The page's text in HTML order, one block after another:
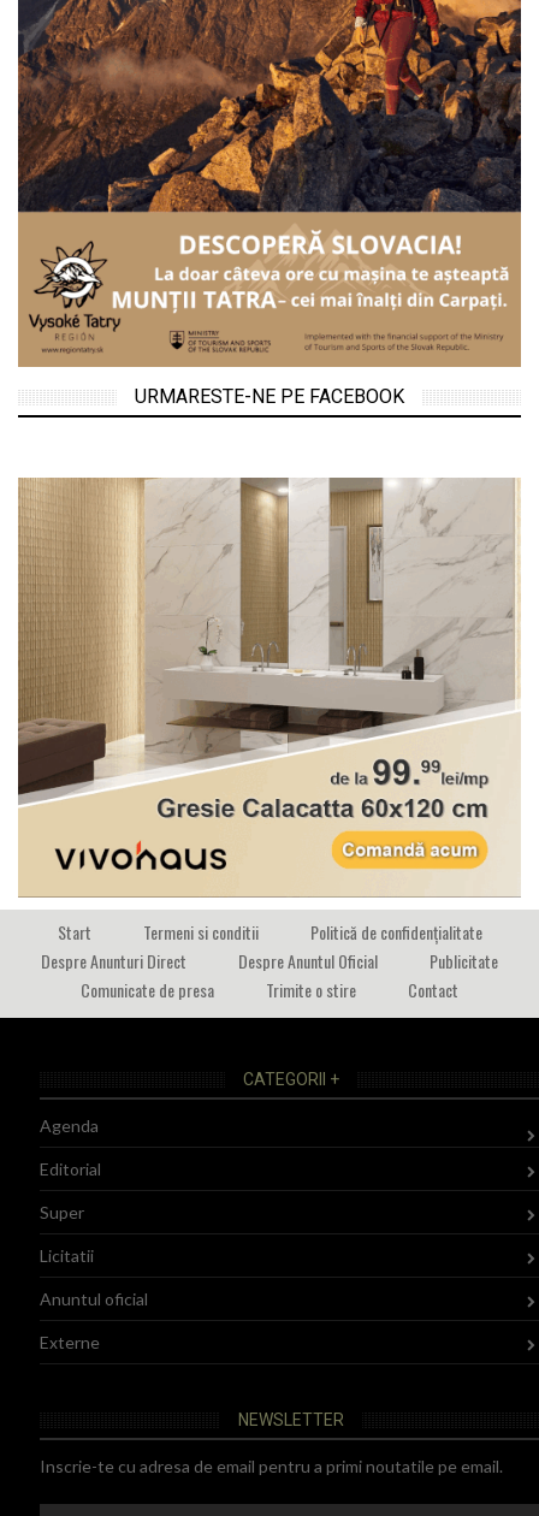
URMARESTE-NE PE FACEBOOK
Start Termeni si conditii
Politică de confidențialitate
Despre Anunturi Direct
Despre Anuntul Oficial
Publicitate
Comunicate de presa
Trimite o stire Contact
CATEGORII +
Agenda
Editorial
Super
Licitatii
Anuntul oficial
Externe
NEWSLETTER
Inscrie-te cu adresa de email pentru a primi noutatile pe email.